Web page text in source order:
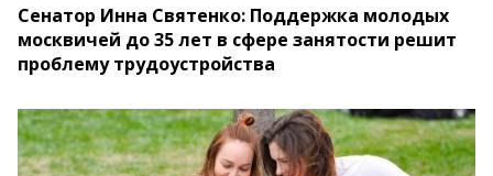
Сенатор Инна Святенко: Поддержка молодых
москвичей до 35 лет в сфере занятости решит
проблему трудоустройства